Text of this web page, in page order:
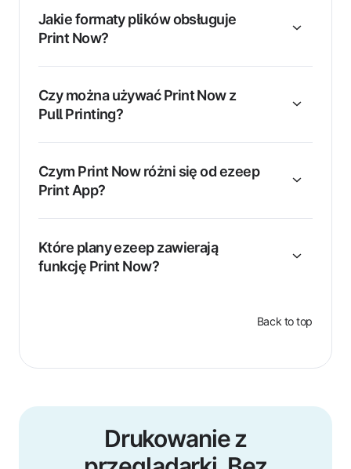
Jakie formaty plików obsługuje
Print Now?
Czy można używać Print Now z
Pull Printing?
Czym Print Now różni się od ezeep
Print App?
Które plany ezeep zawierają
funkcję Print Now?
Back to top
Drukowanie z